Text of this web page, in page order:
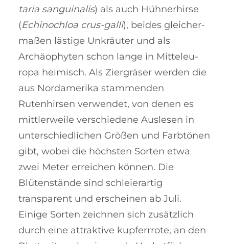
taria san­gu­i­na­lis) als auch Hühner­hir­se
(Echi­noch­loa crus-galli), beides glei­cher­
ma­ßen lästige Unkräuter und als
Archäophyten schon lange in Mittel­eu­
ropa heimisch. Als Ziergräser werden die
aus Nordamerika stammenden
Rutenhirsen verwendet, von denen es
mittlerweile verschiedene Auslesen in
unterschiedlichen Größen und Farbtö­nen
gibt, wobei die höchsten Sorten etwa
zwei Meter erreichen können. Die
Blütenstände sind schleierartig
transparent und erscheinen ab Juli.
Einige Sorten zeichnen sich zusätzlich
durch eine attraktive kupferrrote, an den